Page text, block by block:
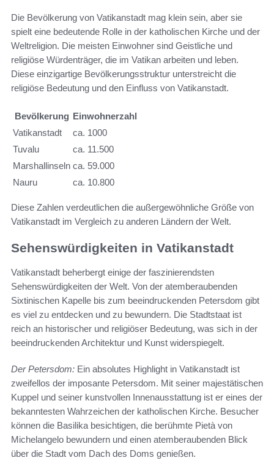
Die Bevölkerung von Vatikanstadt mag klein sein, aber sie
spielt eine bedeutende Rolle in der katholischen Kirche und der
Weltreligion. Die meisten Einwohner sind Geistliche und
religiöse Würdenträger, die im Vatikan arbeiten und leben.
Diese einzigartige Bevölkerungsstruktur unterstreicht die
religiöse Bedeutung und den Einfluss von Vatikanstadt.
Bevölkerung Einwohnerzahl
Vatikanstadt
ca. 1000
Tuvalu
ca. 11.500
Marshallinseln ca. 59.000
Nauru
ca. 10.800
Diese Zahlen verdeutlichen die außergewöhnliche Größe von
Vatikanstadt im Vergleich zu anderen Ländern der Welt.
Sehenswürdigkeiten in Vatikanstadt
Vatikanstadt beherbergt einige der faszinierendsten
Sehenswürdigkeiten der Welt. Von der atemberaubenden
Sixtinischen Kapelle bis zum beeindruckenden Petersdom gibt
es viel zu entdecken und zu bewundern. Die Stadtstaat ist
reich an historischer und religiöser Bedeutung, was sich in der
beeindruckenden Architektur und Kunst widerspiegelt.
Der Petersdom: Ein absolutes Highlight in Vatikanstadt ist
zweifellos der imposante Petersdom. Mit seiner majestätischen
Kuppel und seiner kunstvollen Innenausstattung ist er eines der
bekanntesten Wahrzeichen der katholischen Kirche. Besucher
können die Basilika besichtigen, die berühmte Pietà von
Michelangelo bewundern und einen atemberaubenden Blick
über die Stadt vom Dach des Doms genießen.